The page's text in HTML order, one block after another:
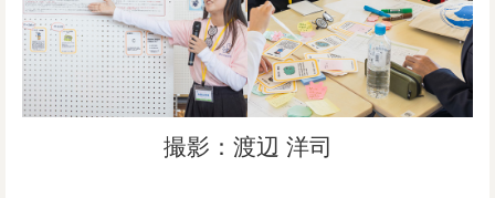
撮影：渡辺 洋司